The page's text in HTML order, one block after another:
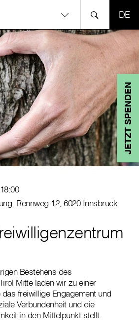
JETZT SPENDEN
Rennweg 12, 6020 Innsbruck
Bestehens des
Mitte laden wir zu einer
freiwillige Engagement und
Verbundenheit und die
in den Mittelpunkt stellt.